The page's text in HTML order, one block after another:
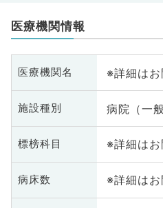
医療機関情報
医療機関名 ※詳細は
施設種別 病院（一般
標榜科目 ※詳細は
病床数 ※詳細は